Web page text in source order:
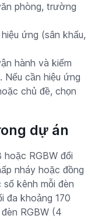
phòng, trường
ứng (sân khấu,
hành và kiểm
cần hiệu ứng
chủ đề, chọn
dự án
RGBW đổi
nháy hoặc đồng
kênh mỗi đèn
đa khoảng 170
RGBW (4